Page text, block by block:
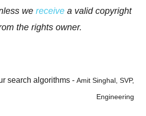
we receive a valid copyright
the rights owner.
search algorithms - Amit Singhal, SVP,
Engineering